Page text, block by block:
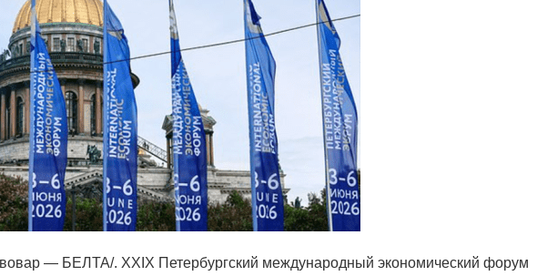
— БЕЛТА/. XXIX Петербургский международный экономический форум